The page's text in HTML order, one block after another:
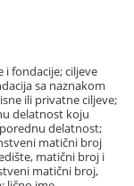
i fondacije; ciljeve
sa naznakom
ili privatne ciljeve;
delatnost koju
delatnost;
matični broj
matični broj i
matični broj,